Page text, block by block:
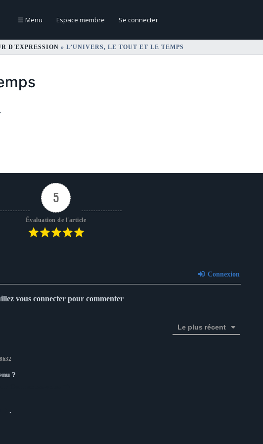
☰ Menu Espace membre Se connecter
D'EXPRESSION » L’UNIVERS, LE TOUT ET LE TEMPS
5
Évaluation de l'article
Connexion
vous connecter pour commenter
Le plus récent
?
.